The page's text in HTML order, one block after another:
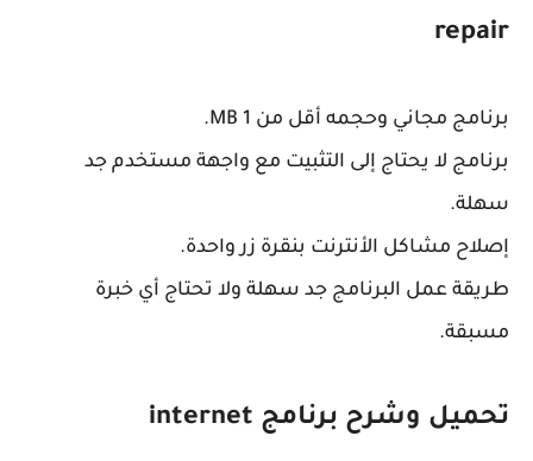
repair
برنامج مجاني وحجمه أقل من 1 MB.
برنامج لا يحتاج إلى التثبيت مع واجهة مستخدم جد
سهلة.
إصلاح مشاكل الأنترنت بنقرة زر واحدة.
طريقة عمل البرنامج جد سهلة ولا تحتاج أي خبرة
مسبقة.
تحميل وشرح برنامج internet